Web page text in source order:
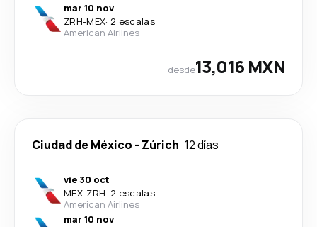
mar 10 nov
ZRH-MEX· 2 escalas
American Airlines
desde13,016 MXN
Ciudad de México - Zúrich 12 días
vie 30 oct
MEX-ZRH· 2 escalas
American Airlines
mar 10 nov